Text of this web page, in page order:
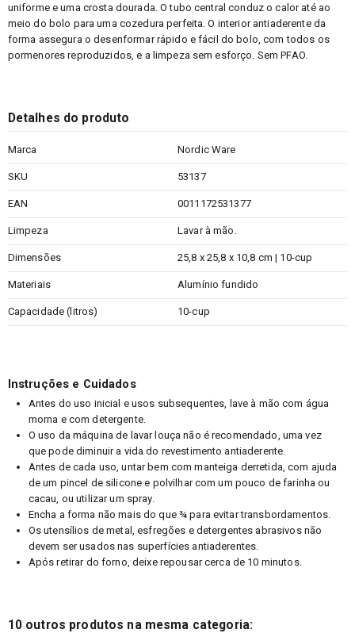
uniforme e uma crosta dourada. O tubo central conduz o calor até ao
meio do bolo para uma cozedura perfeita. O interior antiaderente da
forma assegura o desenformar rápido e fácil do bolo, com todos os
pormenores reproduzidos, e a limpeza sem esforço. Sem PFAO.
Detalhes do produto
Marca Nordic Ware
SKU 53137
EAN 0011172531377
Limpeza Lavar à mão.
Dimensões 25,8 x 25,8 x 10,8 cm | 10-cup
Materiais Alumínio fundido
Capacidade (litros) 10-cup
Instruções e Cuidados
Antes do uso inicial e usos subsequentes, lave à mão com água
morna e com detergente.
O uso da máquina de lavar louça não é recomendado, uma vez
que pode diminuir a vida do revestimento antiaderente.
Antes de cada uso, untar bem com manteiga derretida, com ajuda
de um pincel de silicone e polvilhar com um pouco de farinha ou
cacau, ou utilizar um spray.
Encha a forma não mais do que ¾ para evitar transbordamentos.
Os utensílios de metal, esfregões e detergentes abrasivos não
devem ser usados nas superfícies antiaderentes.
Após retirar do forno, deixe repousar cerca de 10 minutos.
10 outros produtos na mesma categoria: